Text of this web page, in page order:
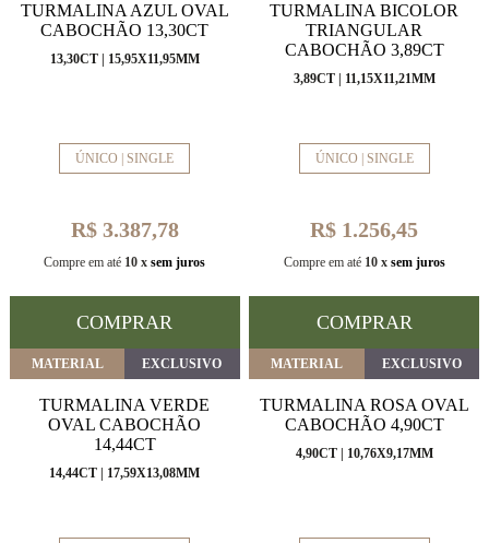
TURMALINA AZUL OVAL
CABOCHÃO 13,30CT
13,30CT | 15,95X11,95MM
ÚNICO | SINGLE
R$ 3.387,78
Compre em até 10 x sem juros
COMPRAR
TURMALINA BICOLOR
TRIANGULAR
CABOCHÃO 3,89CT
3,89CT | 11,15X11,21MM
ÚNICO | SINGLE
R$ 1.256,45
Compre em até 10 x sem juros
COMPRAR
MATERIAL EXCLUSIVO
TURMALINA VERDE
OVAL CABOCHÃO
14,44CT
14,44CT | 17,59X13,08MM
MATERIAL EXCLUSIVO
TURMALINA ROSA OVAL
CABOCHÃO 4,90CT
4,90CT | 10,76X9,17MM